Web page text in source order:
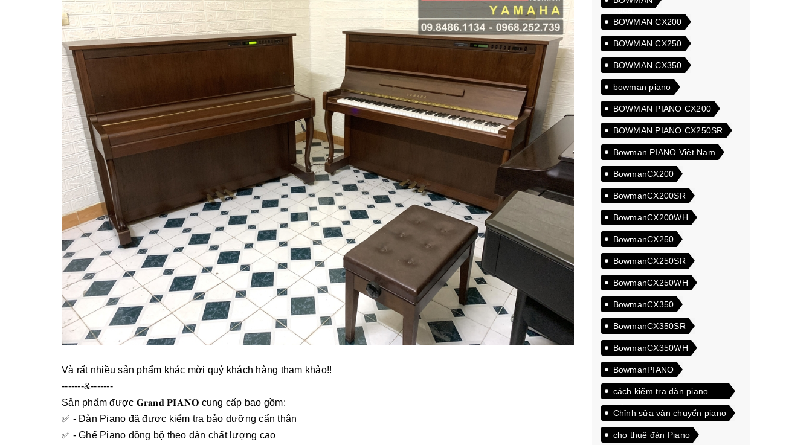
Và rất nhiều sản phẩm khác mời quý khách hàng tham khảo!!
-------&-------
Sản phẩm được 𝐆𝐫𝐚𝐧𝐝 𝐏𝐈𝐀𝐍𝐎 cung cấp bao gồm:
✅ - Đàn Piano đã được kiểm tra bảo dưỡng cẩn thận
✅ - Ghế Piano đồng bộ theo đàn chất lượng cao
ngoài
BOWMAN CX200
BOWMAN CX250
BOWMAN CX350
bowman piano
BOWMAN PIANO CX200
BOWMAN PIANO CX250SR
Bowman PIANO Việt Nam
BowmanCX200
BowmanCX200SR
BowmanCX200WH
BowmanCX250
BowmanCX250SR
BowmanCX250WH
BowmanCX350
BowmanCX350SR
BowmanCX350WH
BowmanPIANO
cách kiểm tra đàn piano
điện
Chỉnh sửa vận chuyển piano
cho thuê đàn Piano